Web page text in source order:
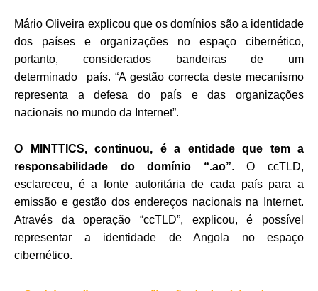
Mário Oliveira explicou que os domínios são a identidade
dos países e organizações no espaço cibernético,
portanto, considerados bandeiras de um
determinado país. “A gestão correcta deste mecanismo
representa a defesa do país e das organizações
nacionais no mundo da Internet”.
O MINTTICS, continuou, é a entidade que tem a
responsabilidade do domínio “.ao”. O ccTLD,
esclareceu, é a fonte autoritária de cada país para a
emissão e gestão dos endereços nacionais na Internet.
Através da operação “ccTLD”, explicou, é possível
representar a identidade de Angola no espaço
cibernético.